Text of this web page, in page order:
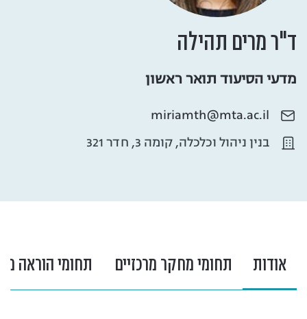
ד"ר מרים תהילה
מדעי הסיעוד תואר ראשון
miriamth@mta.ac.il
בנין ניהול וכלכלה, קומה 3, חדר 321
אודות תחומי מחקר מרכזיים תחומי הוראה